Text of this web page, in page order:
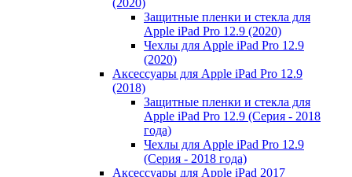
Защитные пленки и стекла для
Apple iPad Pro 12.9 (2020)
Чехлы для Apple iPad Pro 12.9
(2020)
Аксессуары для Apple iPad Pro 12.9
(2018)
Защитные пленки и стекла для
Apple iPad Pro 12.9 (Серия - 2018
года)
Чехлы для Apple iPad Pro 12.9
(Серия - 2018 года)
Аксессуары для Apple iPad 2017